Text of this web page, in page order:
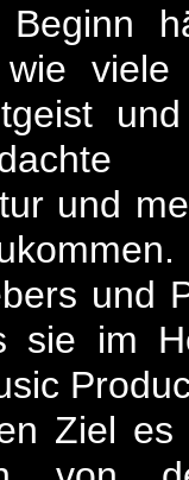
viele
und
und
sie im
Ziel es